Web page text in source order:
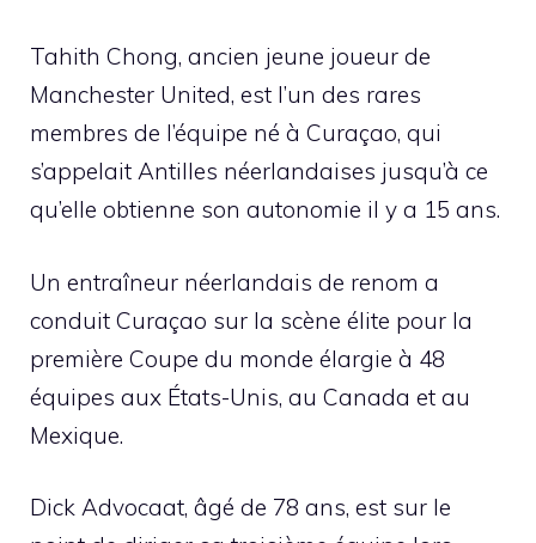
Tahith Chong, ancien jeune joueur de
Manchester United, est l’un des rares
membres de l’équipe né à Curaçao, qui
s’appelait Antilles néerlandaises jusqu’à ce
qu’elle obtienne son autonomie il y a 15 ans.
Un entraîneur néerlandais de renom a
conduit Curaçao sur la scène élite pour la
première Coupe du monde élargie à 48
équipes aux États-Unis, au Canada et au
Mexique.
Dick Advocaat, âgé de 78 ans, est sur le